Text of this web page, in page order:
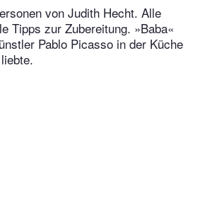
von Judith Hecht. Alle
Tipps zur Zubereitung. »Baba«
Pablo Picasso in der Küche